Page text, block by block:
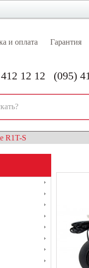
и оплата Гарантия
12 12 (095)
АКСЕССУАРЫ И
ПАРКОВОЧНЫЕ СИСТЕМЫ
R1T-S